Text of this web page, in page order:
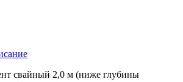
свайный 2,0 м (ниже глубины